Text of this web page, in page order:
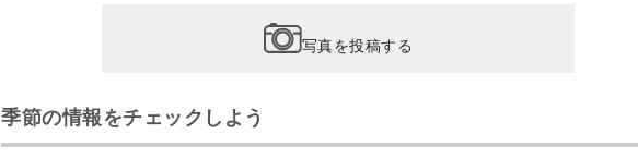
写真を投稿する
季節の情報をチェックしよう